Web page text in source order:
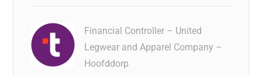
Financial Controller – United
Legwear and Apparel Company –
Hoofddorp